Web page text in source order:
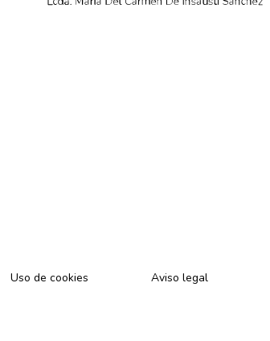
Uso de cookies Aviso legal